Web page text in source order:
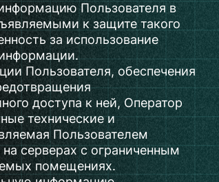
Пользователя в
к защите такого
за использование
Пользователя, обеспечения
доступа к ней, Оператор
технические и
Пользователем
серверах с ограниченным
помещениях.